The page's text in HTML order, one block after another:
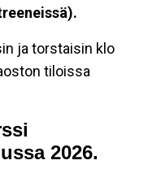
ja torstaisin klo
tiloissa
2026.